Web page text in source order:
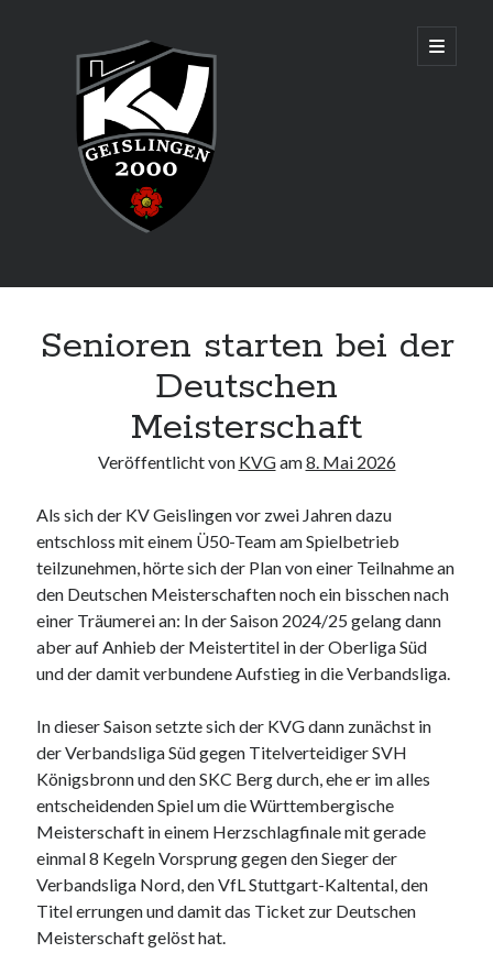
Geislingen
open
primary
Sidebar
Senioren sind Württembergischer Mannschaftsmeister und
Adresse & Trainingszeiten
73312 Geislingen an der Steige
Trainingszeiten:
Webseite durchsuchen:
Suchen
Nachrichtenarchiv
Nachrichtenarchiv
Senioren starten bei der
Deutschen
Meisterschaft
Veröffentlicht von KVGam8. Mai 2026
Als sich der KV Geislingen vor zwei Jahren dazu
entschloss mit einem Ü50-Team am Spielbetrieb
teilzunehmen, hörte sich der Plan von einer Teilnahme an
den Deutschen Meisterschaften noch ein bisschen nach
einer Träumerei an: In der Saison 2024/25 gelang dann
aber auf Anhieb der Meistertitel in der Oberliga Süd
und der damit verbundene Aufstieg in die Verbandsliga.
In dieser Saison setzte sich der KVG dann zunächst in
der Verbandsliga Süd gegen Titelverteidiger SVH
Königsbronn und den SKC Berg durch, ehe er im alles
entscheidenden Spiel um die Württembergische
Meisterschaft in einem Herzschlagfinale mit gerade
einmal 8 Kegeln Vorsprung gegen den Sieger der
Verbandsliga Nord, den VfL Stuttgart-Kaltental, den
Titel errungen und damit das Ticket zur Deutschen
Meisterschaft gelöst hat.